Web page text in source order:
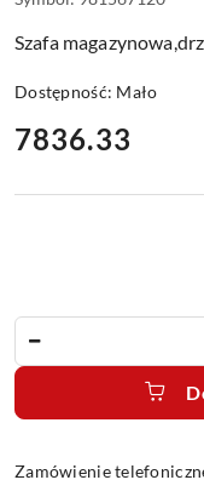
Szafa
Dostępność: Mało
cena:
7836.33
Zamówienie